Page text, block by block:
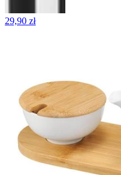
29,90 zł